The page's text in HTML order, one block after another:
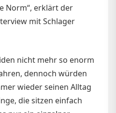
Norm“, erklärt der
mit Schlager
nicht mehr so ​​enorm
dennoch würden
wieder seinen Alltag
die sitzen einfach